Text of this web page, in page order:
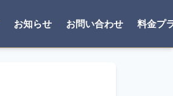
お知らせ お問い合わせ 料金プ